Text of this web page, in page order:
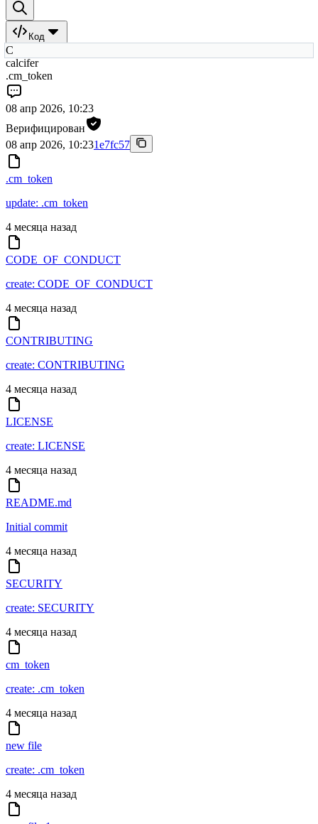
Код
C
calcifer
.cm_token
08 апр 2026, 10:23
Верифицирован
08 апр 2026, 10:231e7fc57
.cm_token
update: .cm_token
4 месяца назад
CODE_OF_CONDUCT
create: CODE_OF_CONDUCT
4 месяца назад
CONTRIBUTING
create: CONTRIBUTING
4 месяца назад
LICENSE
create: LICENSE
4 месяца назад
README.md
Initial commit
4 месяца назад
SECURITY
create: SECURITY
4 месяца назад
cm_token
create: .cm_token
4 месяца назад
new file
create: .cm_token
4 месяца назад